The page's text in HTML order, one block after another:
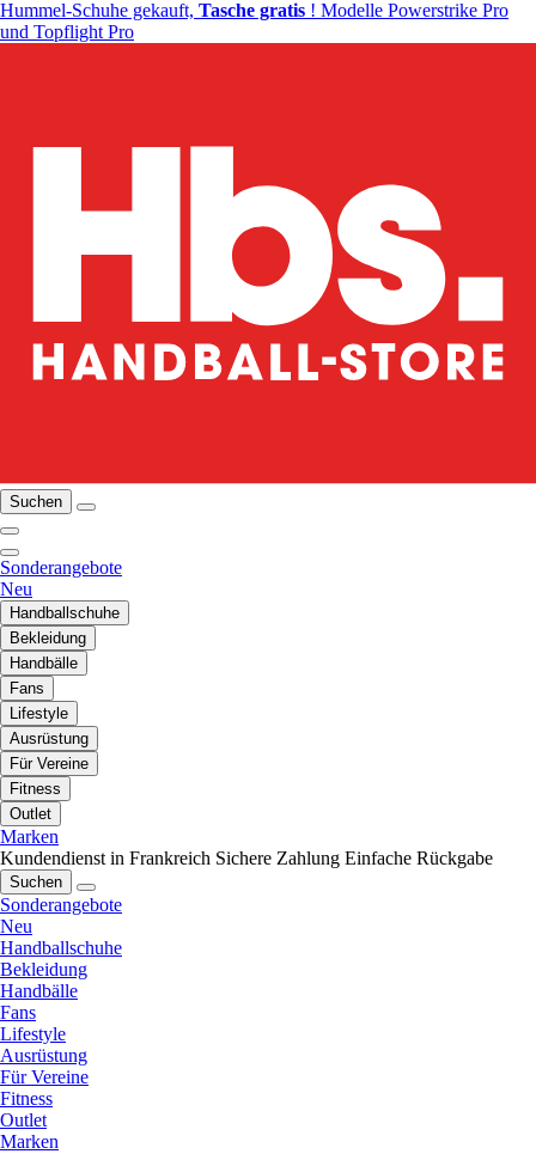
Hummel-Schuhe gekauft, Tasche gratis ! Modelle Powerstrike Pro
und Topflight Pro
Suchen
Sonderangebote
Neu
Handballschuhe
Bekleidung
Handbälle
Fans
Lifestyle
Ausrüstung
Für Vereine
Fitness
Outlet
Marken
Kundendienst in Frankreich Sichere Zahlung Einfache Rückgabe
Suchen
Sonderangebote
Neu
Handballschuhe
Bekleidung
Handbälle
Fans
Lifestyle
Ausrüstung
Für Vereine
Fitness
Outlet
Marken